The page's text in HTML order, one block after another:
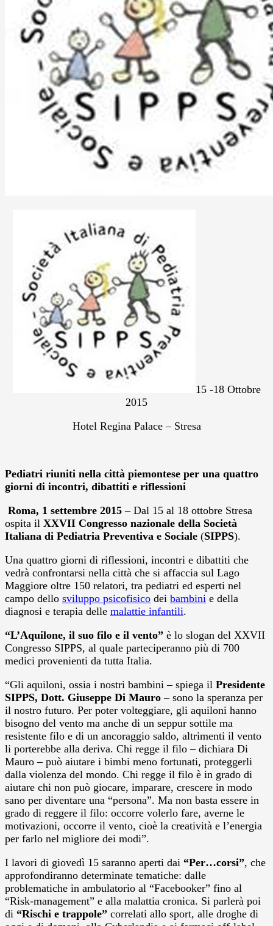
15 -18 Ottobre
2015
Hotel Regina Palace – Stresa
Pediatri riuniti nella città piemontese per una quattro
giorni di incontri, dibattiti e riflessioni
Roma, 1 settembre 2015– Dal 15 al 18 ottobre Stresa
ospita il XXVII Congresso nazionale della Società
Italiana di Pediatria Preventiva e Sociale (SIPPS).
Una quattro giorni di riflessioni, incontri e dibattiti che
vedrà confrontarsi nella città che si affaccia sul Lago
Maggiore oltre 150 relatori, tra pediatri ed esperti nel
campo dello sviluppo psicofisico dei bambini e della
diagnosi e terapia delle malattie infantili.
“L’Aquilone, il suo filo e il vento” è lo slogan del XXVII
Congresso SIPPS, al quale parteciperanno più di 700
medici provenienti da tutta Italia.
“Gli aquiloni, ossia i nostri bambini – spiega il Presidente
SIPPS, Dott. Giuseppe Di Mauro – sono la speranza per
il nostro futuro. Per poter volteggiare, gli aquiloni hanno
bisogno del vento ma anche di un seppur sottile ma
resistente filo e di un ancoraggio saldo, altrimenti il vento
li porterebbe alla deriva. Chi regge il filo – dichiara Di
Mauro – può aiutare i bimbi meno fortunati, proteggerli
dalla violenza del mondo. Chi regge il filo è in grado di
aiutare chi non può giocare, imparare, crescere in modo
sano per diventare una “persona”. Ma non basta essere in
grado di reggere il filo: occorre volerlo fare, averne le
motivazioni, occorre il vento, cioè la creatività e l’energia
per farlo nel migliore dei modi”.
I lavori di giovedì 15 saranno aperti dai “Per…corsi”, che
approfondiranno determinate tematiche: dalle
problematiche in ambulatorio al “Facebooker” fino al
“Risk-management” e alla malattia cronica. Si parlerà poi
di “Rischi e trappole” correlati allo sport, alle droghe di